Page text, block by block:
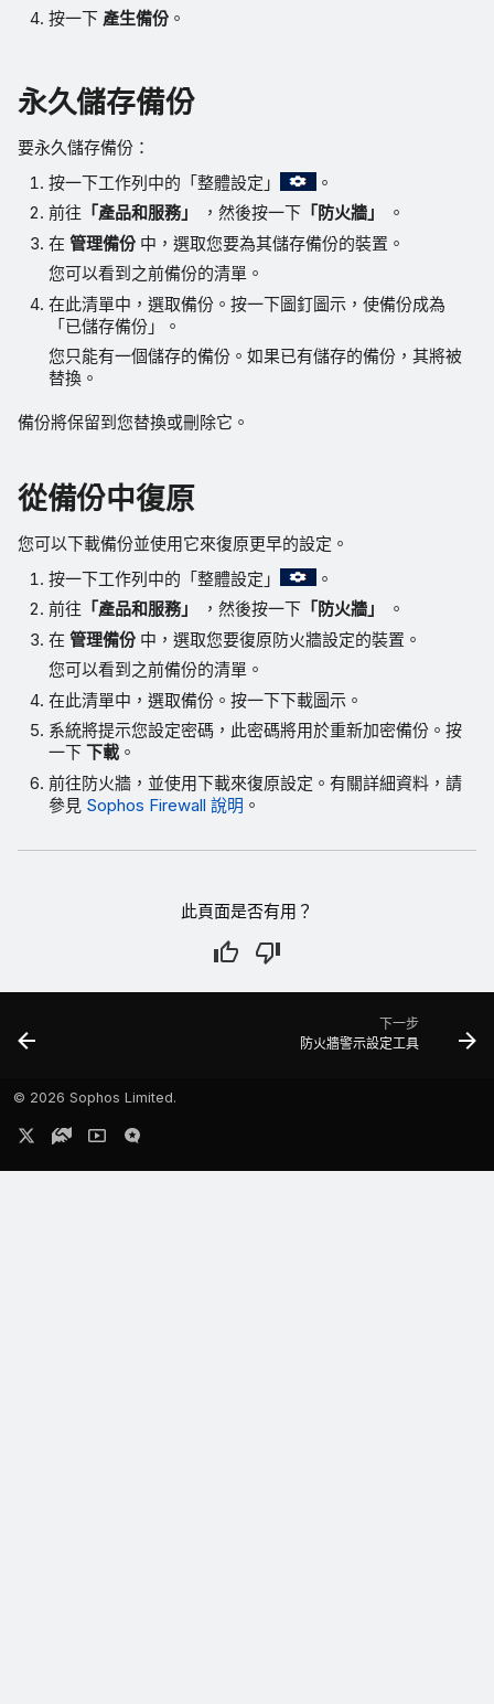
按一下 產生備份 。
永久儲存備份
要永久儲存備份：
按一下工作列中的「整體設定」
。
前往 「產品和服務」 ，然後按一下 「防火牆」
。
在管理備份 中，選取您要為其儲存備份的裝置。
您可以看到之前備份的清單。
在此清單中，選取備份。按一下圖釘圖示，使備份成為
「已儲存備份」。
您只能有一個儲存的備份。如果已有儲存的備份，其將被
替換。
備份將保留到您替換或刪除它。
從備份中復原
您可以下載備份並使用它來復原更早的設定。
按一下工作列中的「整體設定」
。
前往 「產品和服務」 ，然後按一下 「防火牆」
。
在管理備份 中，選取您要復原防火牆設定的裝置。
您可以看到之前備份的清單。
在此清單中，選取備份。按一下下載圖示。
系統將提示您設定密碼，此密碼將用於重新加密備份。按
一下下載 。
前往防火牆，並使用下載來復原設定。有關詳細資料，請
參見 Sophos Firewall 說明 。
此頁面是否有用？
下一步
防火牆警示設定工具
© 2026 Sophos Limited.